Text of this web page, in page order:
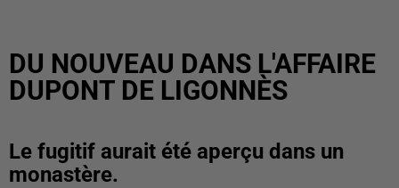
DU NOUVEAU DANS L'AFFAIRE
DUPONT DE LIGONNÈS
Le fugitif aurait été aperçu dans un
monastère.